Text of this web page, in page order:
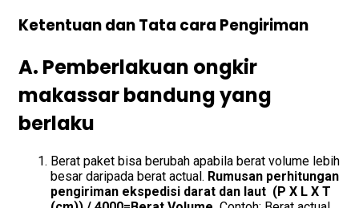
Ketentuan dan Tata cara Pengiriman
A. Pemberlakuan ongkir
makassar bandung yang
berlaku
Berat paket bisa berubah apabila berat volume lebih
besar daripada berat actual. Rumusan perhitungan
pengiriman ekspedisi darat dan laut (P X L X T